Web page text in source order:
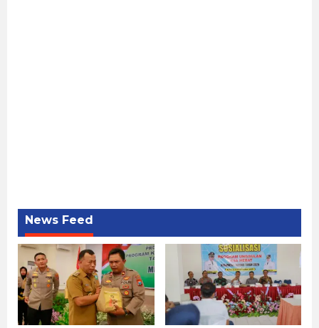
News Feed